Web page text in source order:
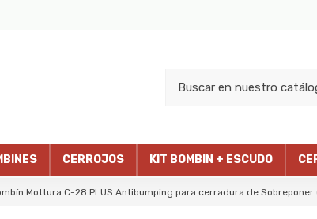
CERROJOS KIT BOMBIN + ESCUDO
Mottura C-28 PLUS Antibumping para cerradura de Sobreponer